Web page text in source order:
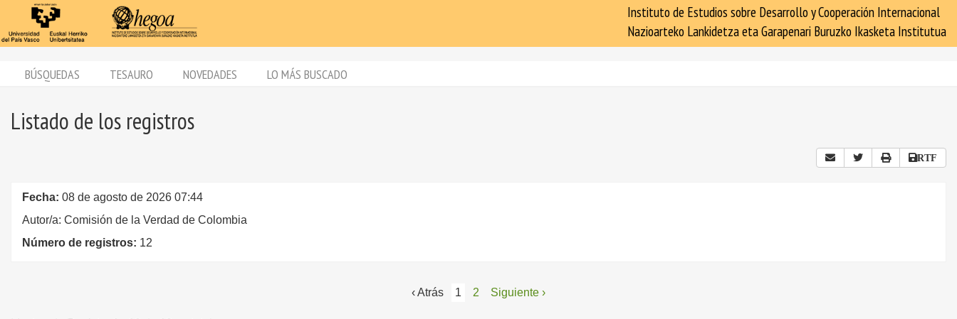
Instituto de Estudios sobre Desarrollo y Cooperación Internacional
Nazioarteko Lankidetza eta Garapenari Buruzko Ikasketa Institutua
BÚSQUEDAS TESAURO NOVEDADES LO MÁS BUSCADO
Listado de los registros
RTF
Fecha: 08 de agosto de 2026 07:44
Autor/a: Comisión de la Verdad de Colombia
Número de registros: 12
‹ Atrás 1 2 Siguiente ›